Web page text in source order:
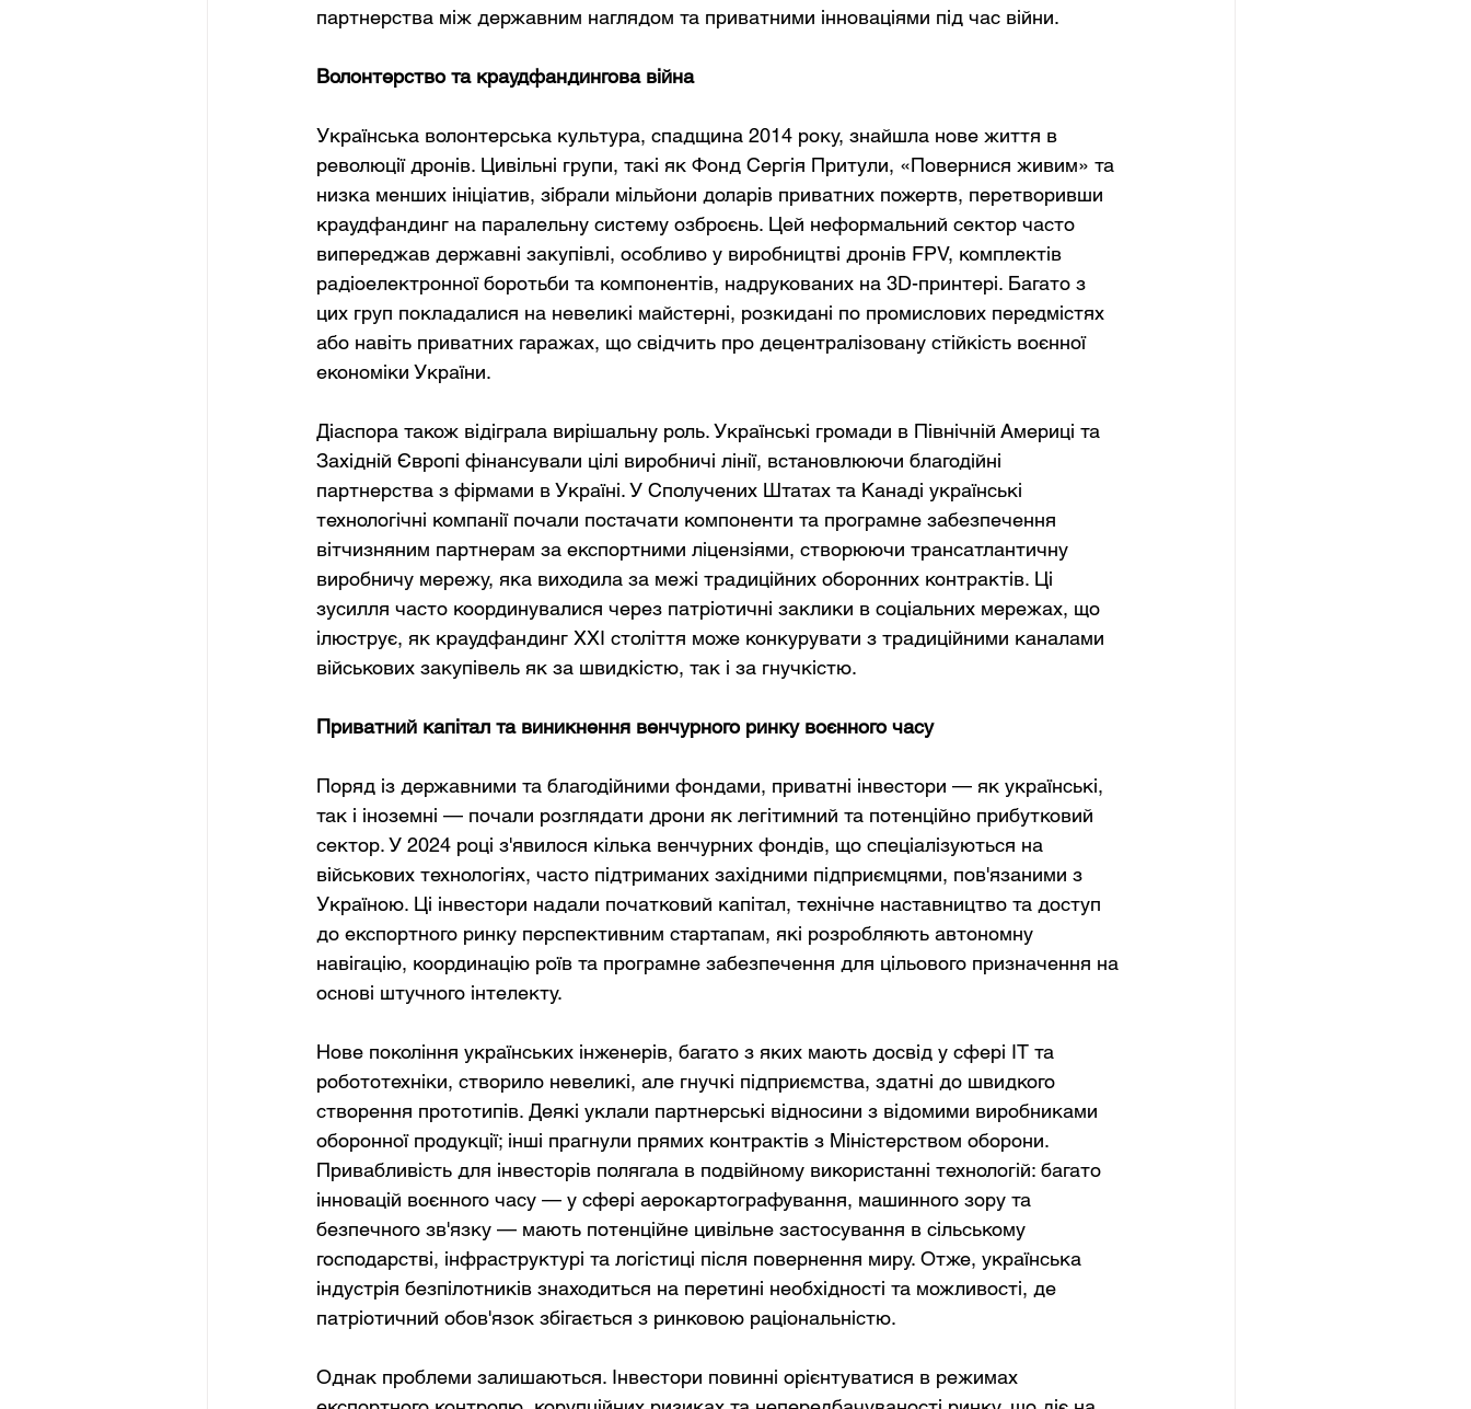
партнерства між державним наглядом та приватними інноваціями під час війни.
Волонтерство та краудфандингова війна
Українська волонтерська культура, спадщина 2014 року, знайшла нове життя в
революції дронів. Цивільні групи, такі як Фонд Сергія Притули, «Повернися живим» та
низка менших ініціатив, зібрали мільйони доларів приватних пожертв, перетворивши
краудфандинг на паралельну систему озброєнь. Цей неформальний сектор часто
випереджав державні закупівлі, особливо у виробництві дронів FPV, комплектів
радіоелектронної боротьби та компонентів, надрукованих на 3D-принтері. Багато з
цих груп покладалися на невеликі майстерні, розкидані по промислових передмістях
або навіть приватних гаражах, що свідчить про децентралізовану стійкість воєнної
економіки України.
Діаспора також відіграла вирішальну роль. Українські громади в Північній Америці та
Західній Європі фінансували цілі виробничі лінії, встановлюючи благодійні
партнерства з фірмами в Україні. У Сполучених Штатах та Канаді українські
технологічні компанії почали постачати компоненти та програмне забезпечення
вітчизняним партнерам за експортними ліцензіями, створюючи трансатлантичну
виробничу мережу, яка виходила за межі традиційних оборонних контрактів. Ці
зусилля часто координувалися через патріотичні заклики в соціальних мережах, що
ілюструє, як краудфандинг ХХІ століття може конкурувати з традиційними каналами
військових закупівель як за швидкістю, так і за гнучкістю.
Приватний капітал та виникнення венчурного ринку воєнного часу
Поряд із державними та благодійними фондами, приватні інвестори — як українські,
так і іноземні — почали розглядати дрони як легітимний та потенційно прибутковий
сектор. У 2024 році з'явилося кілька венчурних фондів, що спеціалізуються на
військових технологіях, часто підтриманих західними підприємцями, пов'язаними з
Україною. Ці інвестори надали початковий капітал, технічне наставництво та доступ
до експортного ринку перспективним стартапам, які розробляють автономну
навігацію, координацію роїв та програмне забезпечення для цільового призначення на
основі штучного інтелекту.
Нове покоління українських інженерів, багато з яких мають досвід у сфері ІТ та
робототехніки, створило невеликі, але гнучкі підприємства, здатні до швидкого
створення прототипів. Деякі уклали партнерські відносини з відомими виробниками
оборонної продукції; інші прагнули прямих контрактів з Міністерством оборони.
Привабливість для інвесторів полягала в подвійному використанні технологій: багато
інновацій воєнного часу — у сфері аерокартографування, машинного зору та
безпечного зв'язку — мають потенційне цивільне застосування в сільському
господарстві, інфраструктурі та логістиці після повернення миру. Отже, українська
індустрія безпілотників знаходиться на перетині необхідності та можливості, де
патріотичний обов'язок збігається з ринковою раціональністю.
Однак проблеми залишаються. Інвестори повинні орієнтуватися в режимах